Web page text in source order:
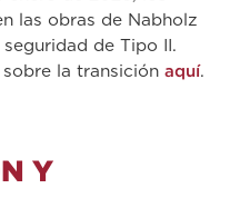
las obras de Nabholz
de Tipo II.
la transición aquí.
Y